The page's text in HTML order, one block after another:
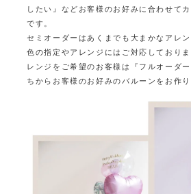
したい』など お客様のお好みに合わせて
です。
セミオーダーはあくまでも大まかなアレ
色の指定やアレンジにはご対応しておりま
レンジをご希望のお客様は『フルオーダ
ちからお客様のお好みのバルーンをお作り